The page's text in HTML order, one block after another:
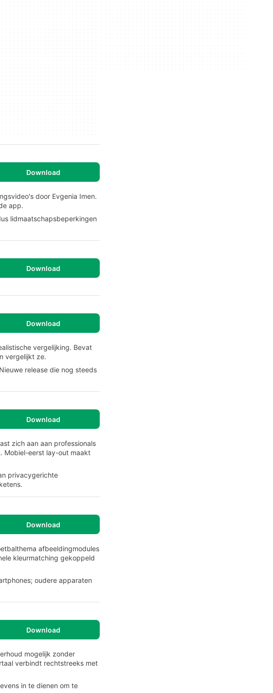
Download
door Evgenia Imen.
app.
lidmaatschapsbeperkingen
Download
Download
vergelijking. Bevat
vergelijkt ze.
release die nog steeds
Download
zich aan aan professionals
Mobiel-eerst lay-out maakt
privacygerichte
Download
afbeeldingmodules
kleurmatching gekoppeld
oudere apparaten
Download
mogelijk zonder
verbindt rechtstreeks met
in te dienen om te